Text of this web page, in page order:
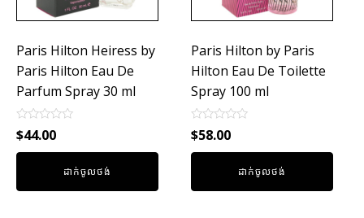
Paris Hilton Heiress by
Paris Hilton Eau De
Parfum Spray 30 ml
Rated
0
out
$44.00
ដាក់ចូលថង់
Paris Hilton by Paris
Hilton Eau De Toilette
Spray 100 ml
Rated
0
out
$58.00
ដាក់ចូលថង់